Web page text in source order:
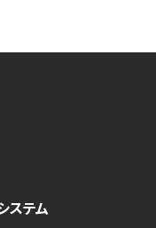
ステム